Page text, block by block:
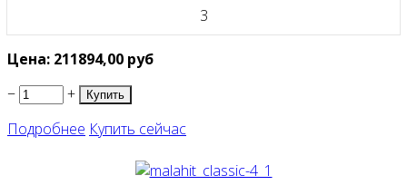
3
Цена: 211894,00 руб
−
+
Подробнее Купить сейчас